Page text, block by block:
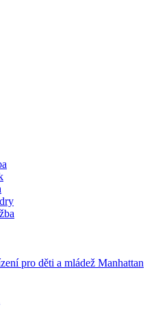
pro děti a mládež Manhattan